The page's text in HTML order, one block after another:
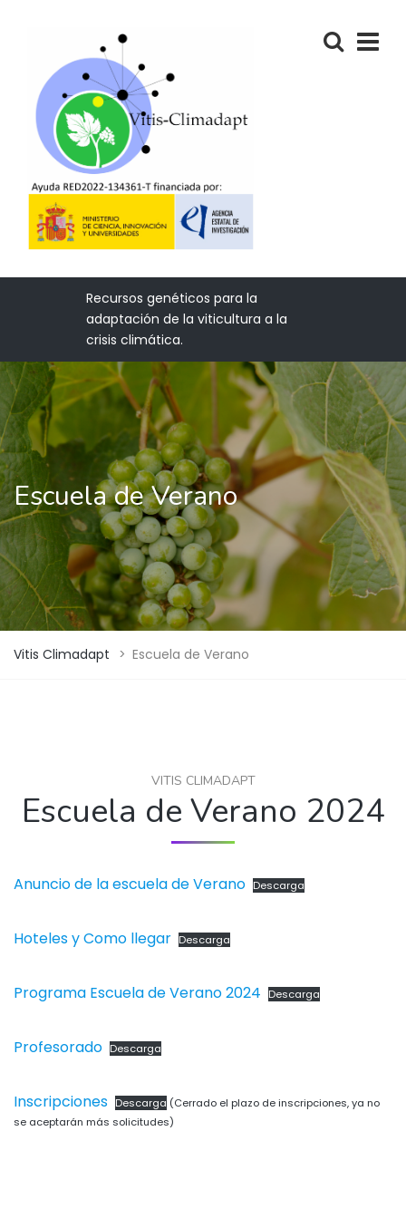
Recursos genéticos para la
adaptación de la viticultura a la
crisis climática.
Escuela de Verano
Vitis Climadapt > Escuela de Verano
VITIS CLIMADAPT
Escuela de Verano 2024
Anuncio de la escuela de Verano Descarga
Hoteles y Como llegar Descarga
Programa Escuela de Verano 2024 Descarga
Profesorado Descarga
Inscripciones Descarga (Cerrado el plazo de inscripciones, ya no
se aceptarán más solicitudes)